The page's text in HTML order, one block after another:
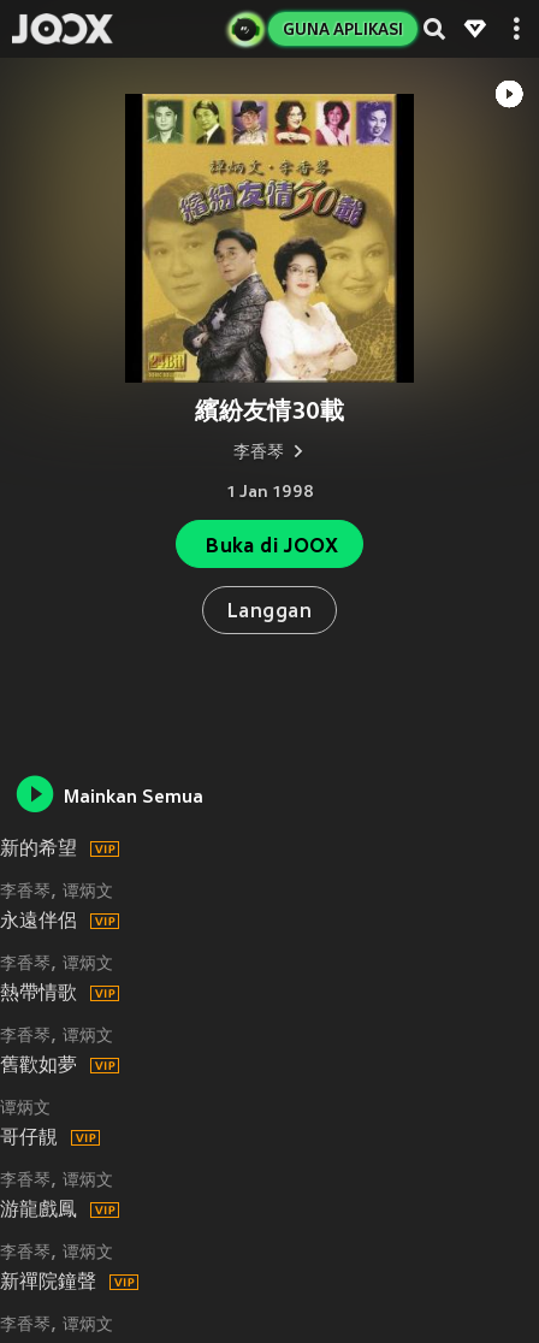
GUNA APLIKASI
繽紛友情30載
李香琴
1 Jan 1998
Buka di JOOX
Langgan
Mainkan Semua
新的希望
李香琴 谭炳文
永遠伴侶
李香琴 谭炳文
熱帶情歌
李香琴 谭炳文
舊歡如夢
谭炳文
哥仔靚
李香琴 谭炳文
游龍戲鳳
李香琴 谭炳文
新禪院鐘聲
李香琴 谭炳文